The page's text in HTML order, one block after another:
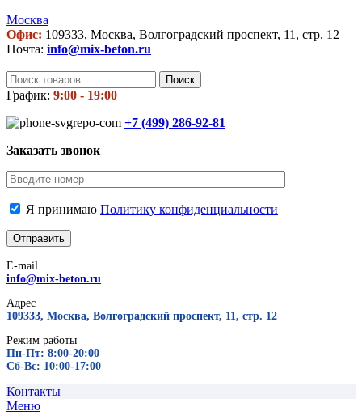
Москва
Офис: 109333, Москва, Волгоградский проспект, 11, стр. 12
Почта: info@mix-beton.ru
Поиск
График: 9:00 - 19:00
+7 (499) 286-92-81
Заказать звонок
Я принимаю Политику конфиденциальности
E-mail
info@mix-beton.ru
Адрес
109333, Москва, Волгоградский проспект, 11, стр. 12
Режим работы
Пн-Пт: 8:00-20:00
Сб-Вс: 10:00-17:00
Контакты
Меню